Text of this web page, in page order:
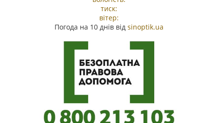
тиск:
вітер:
Погода на 10 днів від sinoptik.ua